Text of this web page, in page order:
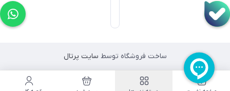
ساخت فروشگاه توسط سایت پرتال